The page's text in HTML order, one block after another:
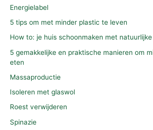
Energielabel
5 tips om met minder plastic te leven
How to: je huis schoonmaken met
5 gemakkelijke en praktische manieren om
eten
Massaproductie
Isoleren met glaswol
Roest verwijderen
Spinazie